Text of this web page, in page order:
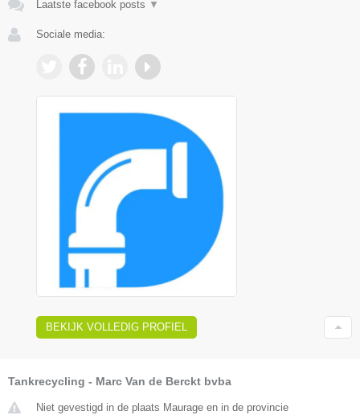
Laatste facebook posts ▼
Sociale media:
BEKIJK VOLLEDIG PROFIEL
Tankrecycling - Marc Van de Berckt bvba
Niet gevestigd in de plaats Maurage en in de provincie